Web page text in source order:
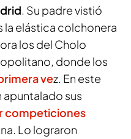
. Su padre vistió
elástica colchonera
los del Cholo
donde los
vez. En este
apuntalado sus
competiciones
Lo lograron